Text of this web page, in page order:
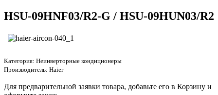
HSU-09HNF03/R2-G / HSU-09HUN03/R2
Категория: Неинверторные кондиционеры
Производитель: Haier
Для предварительной заявки товара, добавьте его в Корзину и